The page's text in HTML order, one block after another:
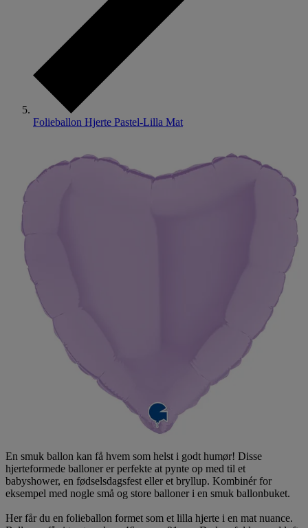
Folieballon Hjerte Pastel-Lilla Mat
En smuk ballon kan få hvem som helst i godt humør! Disse
hjerteformede balloner er perfekte at pynte op med til et
babyshower, en fødselsdagsfest eller et bryllup. Kombinér for
eksempel med nogle små og store balloner i en smuk ballonbuket.
Her får du en folieballon formet som et lilla hjerte i en mat nuance.